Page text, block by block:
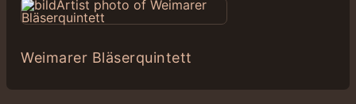
Weimarer Bläserquintett